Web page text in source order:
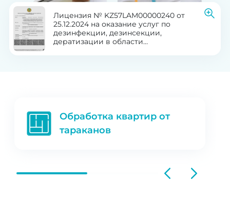
Лицензия № KZ57LAM00000240 от
25.12.2024 на оказание услуг по
дезинфекции, дезинсекции,
дератизации в области
Обработка квартир от
тараканов